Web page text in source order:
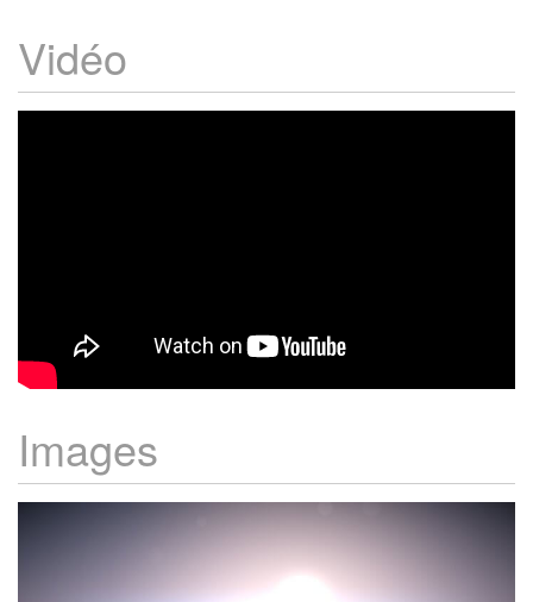
Vidéo
Images